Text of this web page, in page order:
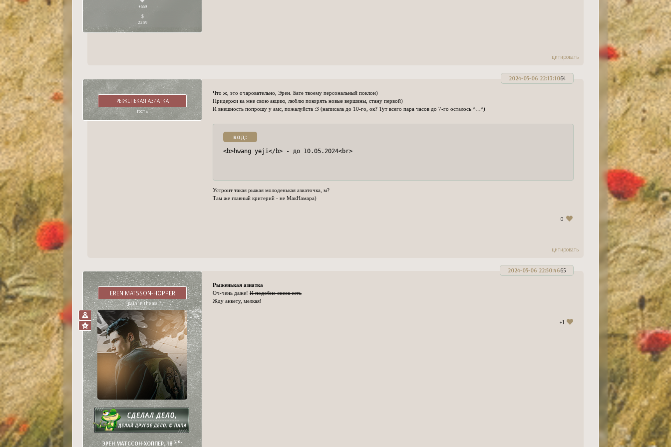
+669
2239
цитировать
64
2024-05-06 22:13:10
РЫЖЕНЬКАЯ АЗИАТКА
гость
Что ж, это очаровательно, Эрен. Бате твоему персональный поклон)
Придержи ка мне свою акцию, люблю покорять новые вершины, стану первой)
И внешность попрошу у амс, пожалуйста :3 (написала до 10-го, ок? Тут всего пара часов до 7-го осталось ^…^)
код:
<b>hwang yeji</b> - до 10.05.2024<br>
Устроит такая рыжая молоденькая азиаточка, м?
Там же главный критерий - не МакНамара)
0
цитировать
65
2024-05-06 22:50:46
EREN MATSSON-HOPPER
pain in the ass
ЭРЕН МАТССОН-ХОППЕР, 18y.o.
Рыженькая азиатка
Оч-чень даже! И подобие сисек есть
Жду анкету, мелкая!
+1